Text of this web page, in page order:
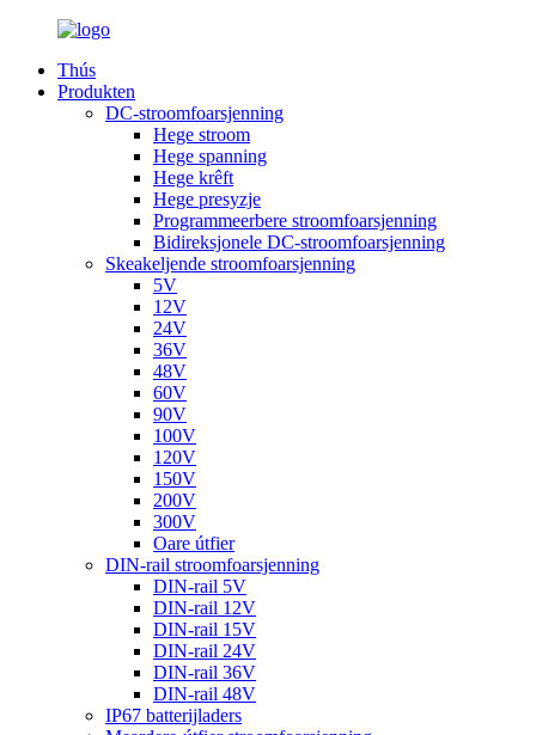
Thús
Produkten
DC-stroomfoarsjenning
Hege stroom
Hege spanning
Hege krêft
Hege presyzje
Programmeerbere stroomfoarsjenning
Bidireksjonele DC-stroomfoarsjenning
Skeakeljende stroomfoarsjenning
5V
12V
24V
36V
48V
60V
90V
100V
120V
150V
200V
300V
Oare útfier
DIN-rail stroomfoarsjenning
DIN-rail 5V
DIN-rail 12V
DIN-rail 15V
DIN-rail 24V
DIN-rail 36V
DIN-rail 48V
IP67 batterijladers